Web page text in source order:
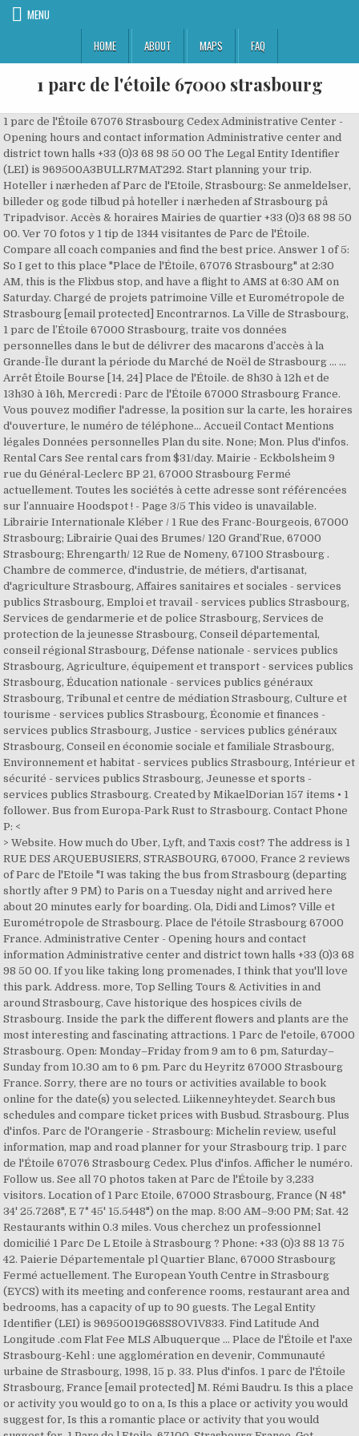
MENU
HOME
ABOUT MAPS FAQ
1 parc de l'étoile 67000 strasbourg
1 parc de l'Étoile 67076 Strasbourg Cedex Administrative Center -
Opening hours and contact information Administrative center and
district town halls +33 (0)3 68 98 50 00 The Legal Entity Identifier
(LEI) is 969500A3BULLR7MAT292. Start planning your trip.
Hoteller i nærheden af Parc de l'Etoile, Strasbourg: Se anmeldelser,
billeder og gode tilbud på hoteller i nærheden af Strasbourg på
Tripadvisor. Accès & horaires Mairies de quartier +33 (0)3 68 98 50
00. Ver 70 fotos y 1 tip de 1344 visitantes de Parc de l'Étoile.
Compare all coach companies and find the best price. Answer 1 of 5:
So I get to this place "Place de l'Étoile, 67076 Strasbourg" at 2:30
AM, this is the Flixbus stop, and have a flight to AMS at 6:30 AM on
Saturday. Chargé de projets patrimoine Ville et Eurométropole de
Strasbourg [email protected] Encontrarnos. La Ville de Strasbourg,
1 parc de l’Étoile 67000 Strasbourg, traite vos données
personnelles dans le but de délivrer des macarons d’accès à la
Grande-Île durant la période du Marché de Noël de Strasbourg … ...
Arrêt Étoile Bourse [14, 24] Place de l'Étoile. de 8h30 à 12h et de
13h30 à 16h, Mercredi : Parc de l'Étoile 67000 Strasbourg France.
Vous pouvez modifier l'adresse, la position sur la carte, les horaires
d'ouverture, le numéro de téléphone... Accueil Contact Mentions
légales Données personnelles Plan du site. None; Mon. Plus d'infos.
Rental Cars See rental cars from $31/day. Mairie - Eckbolsheim 9
rue du Général-Leclerc BP 21, 67000 Strasbourg Fermé
actuellement. Toutes les sociétés à cette adresse sont référencées
sur l’annuaire Hoodspot ! - Page 3/5 This video is unavailable.
Librairie Internationale Kléber / 1 Rue des Franc-Bourgeois, 67000
Strasbourg; Librairie Quai des Brumes/ 120 Grand’Rue, 67000
Strasbourg; Ehrengarth/ 12 Rue de Nomeny, 67100 Strasbourg .
Chambre de commerce, d'industrie, de métiers, d'artisanat,
d'agriculture Strasbourg, Affaires sanitaires et sociales - services
publics Strasbourg, Emploi et travail - services publics Strasbourg,
Services de gendarmerie et de police Strasbourg, Services de
protection de la jeunesse Strasbourg, Conseil départemental,
conseil régional Strasbourg, Défense nationale - services publics
Strasbourg, Agriculture, équipement et transport - services publics
Strasbourg, Éducation nationale - services publics généraux
Strasbourg, Tribunal et centre de médiation Strasbourg, Culture et
tourisme - services publics Strasbourg, Économie et finances -
services publics Strasbourg, Justice - services publics généraux
Strasbourg, Conseil en économie sociale et familiale Strasbourg,
Environnement et habitat - services publics Strasbourg, Intérieur et
sécurité - services publics Strasbourg, Jeunesse et sports -
services publics Strasbourg. Created by MikaelDorian 157 items • 1
follower. Bus from Europa-Park Rust to Strasbourg. Contact Phone
P: <
> Website. How much do Uber, Lyft, and Taxis cost? The address is 1
RUE DES ARQUEBUSIERS, STRASBOURG, 67000, France 2 reviews
of Parc de l'Etoile "I was taking the bus from Strasbourg (departing
shortly after 9 PM) to Paris on a Tuesday night and arrived here
about 20 minutes early for boarding. Ola, Didi and Limos? Ville et
Eurométropole de Strasbourg. Place de l'étoile Strasbourg 67000
France. Administrative Center - Opening hours and contact
information Administrative center and district town halls +33 (0)3 68
98 50 00. If you like taking long promenades, I think that you'll love
this park. Address. more, Top Selling Tours & Activities in and
around Strasbourg, Cave historique des hospices civils de
Strasbourg. Inside the park the different flowers and plants are the
most interesting and fascinating attractions. 1 Parc de l'etoile, 67000
Strasbourg. Open: Monday–Friday from 9 am to 6 pm, Saturday–
Sunday from 10.30 am to 6 pm. Parc du Heyritz 67000 Strasbourg
France. Sorry, there are no tours or activities available to book
online for the date(s) you selected. Liikenneyhteydet. Search bus
schedules and compare ticket prices with Busbud. Strasbourg. Plus
d'infos. Parc de l'Orangerie - Strasbourg: Michelin review, useful
information, map and road planner for your Strasbourg trip. 1 parc
de l'Étoile 67076 Strasbourg Cedex. Plus d'infos. Afficher le numéro.
Follow us. See all 70 photos taken at Parc de l'Étoile by 3,233
visitors. Location of 1 Parc Etoile, 67000 Strasbourg, France (N 48°
34' 25.7268", E 7° 45' 15.5448") on the map. 8:00 AM–9:00 PM; Sat. 42
Restaurants within 0.3 miles. Vous cherchez un professionnel
domicilié 1 Parc De L Etoile à Strasbourg ? Phone: +33 (0)3 88 13 75
42. Paierie Départementale pl Quartier Blanc, 67000 Strasbourg
Fermé actuellement. The European Youth Centre in Strasbourg
(EYCS) with its meeting and conference rooms, restaurant area and
bedrooms, has a capacity of up to 90 guests. The Legal Entity
Identifier (LEI) is 96950019G68S8OV1V833. Find Latitude And
Longitude .com Flat Fee MLS Albuquerque ... Place de l'Étoile et l'axe
Strasbourg-Kehl : une agglomération en devenir, Communauté
urbaine de Strasbourg, 1998, 15 p. 33. Plus d'infos. 1 parc de l'Étoile
Strasbourg, France [email protected] M. Rémi Baudru. Is this a place
or activity you would go to on a, Is this a place or activity you would
suggest for, Is this a romantic place or activity that you would